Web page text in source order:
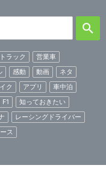
ラック
営業車
感動 動画
ネタ
ク アプリ
車中泊
F1
知っておきたい
レーシングドライバー
ス